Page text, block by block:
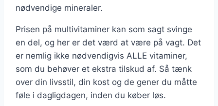
nødvendige mineraler.
Prisen på multivitaminer kan som sagt svinge
en del, og her er det værd at være på vagt. Det
er nemlig ikke nødvendigvis ALLE vitaminer,
som du behøver et ekstra tilskud af. Så tænk
over din livsstil, din kost og de gener du måtte
føle i dagligdagen, inden du køber løs.